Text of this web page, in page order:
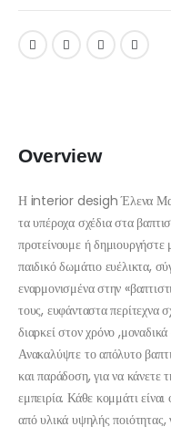
Overview
Η interior desigh Έλενα
τα υπέροχα σχέδια στα
προτείνουμε ή δημιουργήστε
παιδικό δωμάτιο ευέλικτα,
εναρμονισμένα στην
τους, ευφάνταστα περίτεχνα
διαρκεί στον χρόνο
Ανακαλύψτε το απόλυτο
και παράδοση, για να κάνετε
εμπειρία. Κάθε κομμάτι
από υλικά υψηλής ποιότητας,